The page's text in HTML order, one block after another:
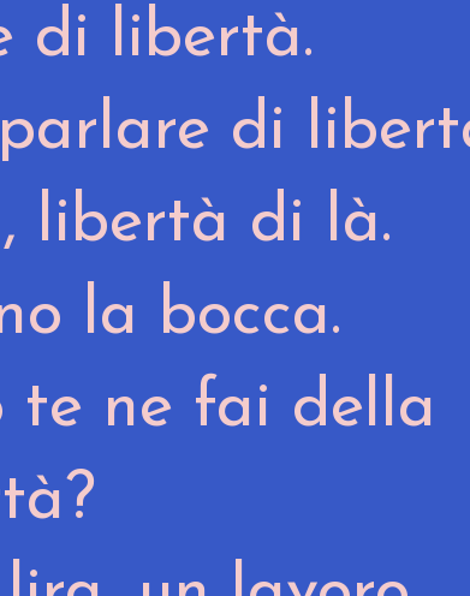
di libertà.
di
libertà di là.
la bocca.
te ne fai della